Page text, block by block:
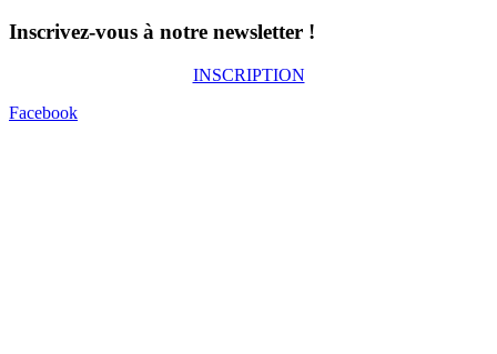
Inscrivez-vous à notre newsletter !
INSCRIPTION
Facebook